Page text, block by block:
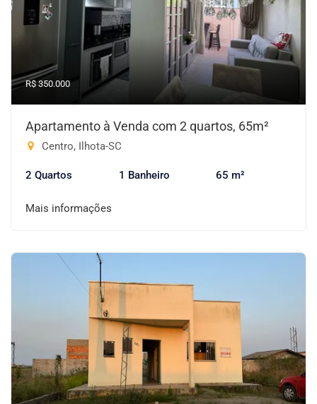
R$ 350.000
Apartamento à Venda com 2 quartos, 65m²
Centro, Ilhota-SC
2 Quartos 1 Banheiro 65 m²
Mais informações